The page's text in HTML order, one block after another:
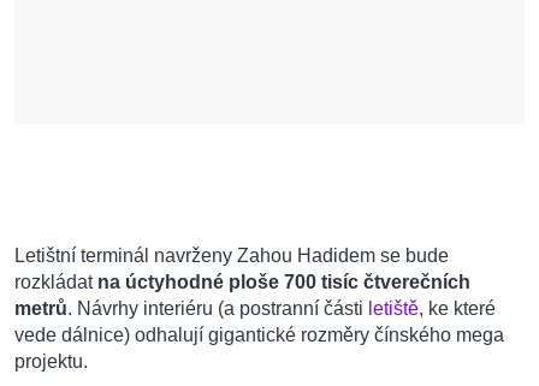
Letištní terminál navrženy Zahou Hadidem se bude
rozkládat na úctyhodné ploše 700 tisíc čtverečních
metrů. Návrhy interiéru (a postranní části letiště, ke které
vede dálnice) odhalují gigantické rozměry čínského mega
projektu.